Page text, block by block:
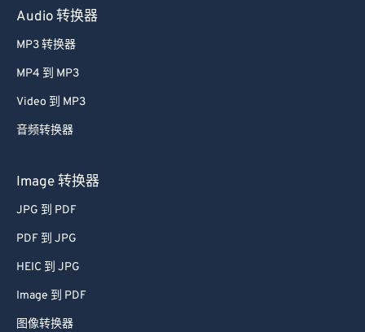
Audio 转换器
MP3 转换器
MP4 到 MP3
Video 到 MP3
音频转换器
Image 转换器
JPG 到 PDF
PDF 到 JPG
HEIC 到 JPG
Image 到 PDF
图像转换器